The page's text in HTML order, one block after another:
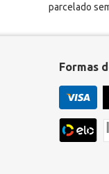
parcelado
Formas